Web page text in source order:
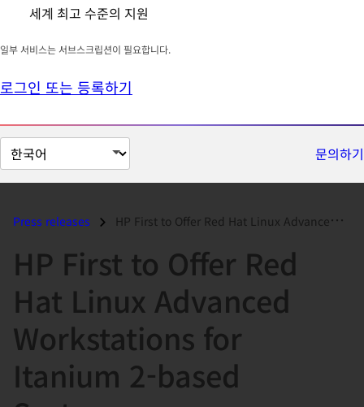
세계 최고 수준의 지원
일부 서비스는 서브스크립션이 필요합니다.
로그인 또는 등록하기
페
이
문의하기
Press releases HP First to Offer Red Hat Linux Advanced Workstations for Itanium 2-ba...
HP First to Offer Red
Hat Linux Advanced
Workstations for
Itanium 2-based